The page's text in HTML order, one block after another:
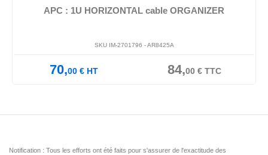
APC : 1U HORIZONTAL cable ORGANIZER
SKU IM-2701796 -AR8425A
70,00 € HT 84,00€TTC
Notification : Tous les efforts ont été faits pour s'assurer de l'exactitude des